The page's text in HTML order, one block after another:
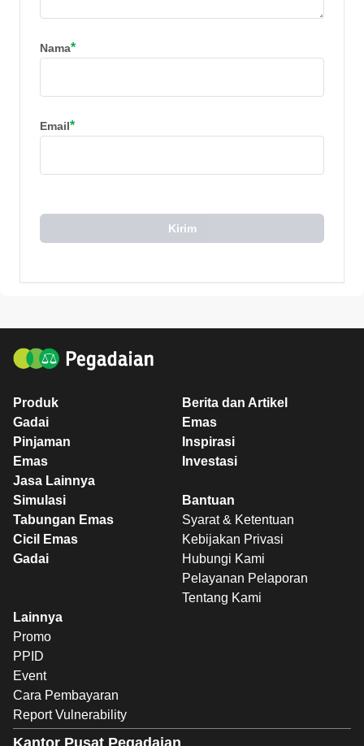
Nama*
Email*
Kirim
Produk
Gadai
Pinjaman
Emas
Jasa Lainnya
Berita dan Artikel
Emas
Inspirasi
Investasi
Simulasi
Tabungan Emas
Cicil Emas
Gadai
Bantuan
Syarat & Ketentuan
Kebijakan Privasi
Hubungi Kami
Pelayanan Pelaporan
Tentang Kami
Lainnya
Promo
PPID
Event
Cara Pembayaran
Report Vulnerability